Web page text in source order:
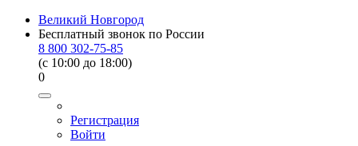
Великий Новгород
Бесплатный звонок по России
8 800 302-75-85
(c 10:00 до 18:00)
0
Регистрация
Войти